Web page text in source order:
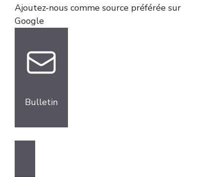
Ajoutez-nous comme source préférée sur
Google
Bulletin